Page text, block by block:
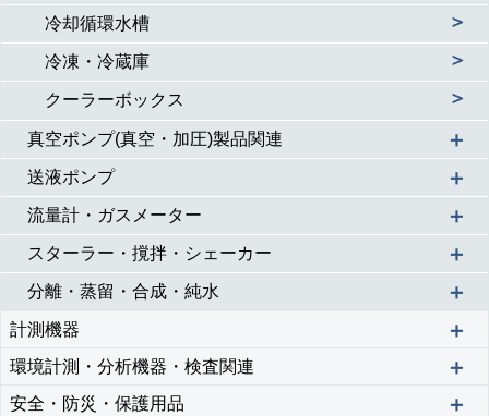
冷却循環水槽 ＞
冷凍・冷蔵庫 ＞
クーラーボックス ＞
真空ポンプ(真空・加圧)製品関連 ＋
送液ポンプ ＋
流量計・ガスメーター ＋
スターラー・撹拌・シェーカー ＋
分離・蒸留・合成・純水 ＋
計測機器 ＋
環境計測・分析機器・検査関連 ＋
安全・防災・保護用品 ＋